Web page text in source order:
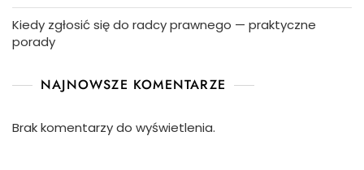
Kiedy zgłosić się do radcy prawnego — praktyczne
porady
NAJNOWSZE KOMENTARZE
Brak komentarzy do wyświetlenia.